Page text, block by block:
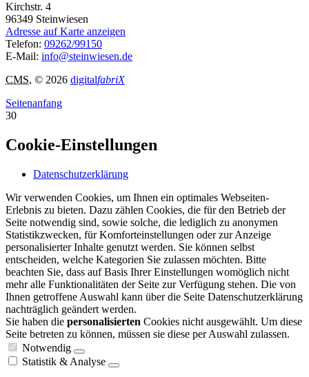
Kirchstr. 4
96349 Steinwiesen
Adresse auf Karte anzeigen
Telefon: 09262/99150
E-Mail: info@steinwiesen.de
CMS, © 2026 digitalfabriX
Seitenanfang
30
Cookie-Einstellungen
Datenschutzerklärung
Wir verwenden Cookies, um Ihnen ein optimales Webseiten-
Erlebnis zu bieten. Dazu zählen Cookies, die für den Betrieb der
Seite notwendig sind, sowie solche, die lediglich zu anonymen
Statistikzwecken, für Komforteinstellungen oder zur Anzeige
personalisierter Inhalte genutzt werden. Sie können selbst
entscheiden, welche Kategorien Sie zulassen möchten. Bitte
beachten Sie, dass auf Basis Ihrer Einstellungen womöglich nicht
mehr alle Funktionalitäten der Seite zur Verfügung stehen. Die von
Ihnen getroffene Auswahl kann über die Seite Datenschutzerklärung
nachträglich geändert werden.
Sie haben die personalisierten Cookies nicht ausgewählt. Um diese
Seite betreten zu können, müssen sie diese per Auswahl zulassen.
Notwendig
Statistik & Analyse